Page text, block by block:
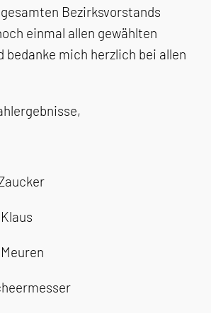
Bezirksvorstands
einmal allen gewählten
bedanke mich herzlich bei allen